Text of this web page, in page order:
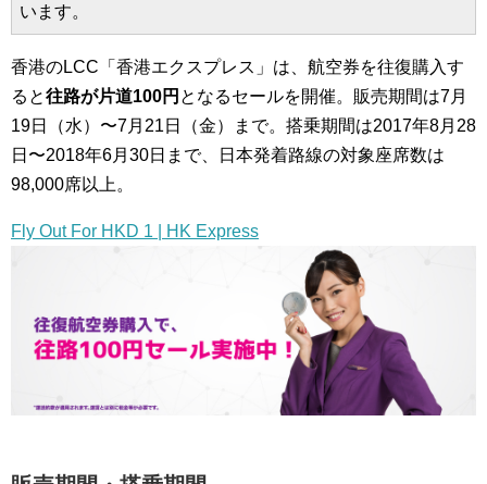
います。
香港のLCC「香港エクスプレス」は、航空券を往復購入す
ると往路が片道100円 となるセールを開催。販売期間は7月
19日（水）〜7月21日（金）まで。搭乗期間は2017年8月28
日〜2018年6月30日まで、日本発着路線の対象座席数は
98,000席以上。
Fly Out For HKD 1 | HK Express